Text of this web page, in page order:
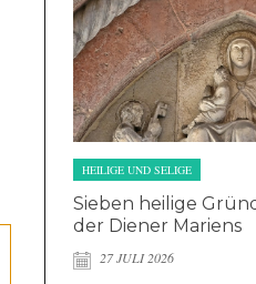
HEILIGE UND SELIGE
Sieben heilige
der Diener Mariens
27 JULI 2026